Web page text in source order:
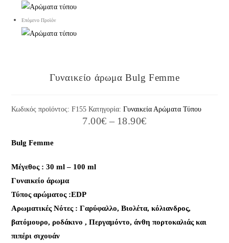
Επόμενο Προϊόν
Γυναικείο άρωμα Bulg Femme
Κωδικός προϊόντος:F155 Κατηγορία:Γυναικεία Αρώματα Τύπου
7.00€ – 18.90€Price
range:
Bulg Femme
Μέγεθος : 30 ml – 100 ml
Γυναικείο άρωμα
Τύπος αρώματος :ΕDP
Aρωματικές Νότες : Γαρύφαλλο, Βιολέτα, κόλιανδρος,
βατόμουρο, ροδάκινο , Περγαμόντο, άνθη πορτοκαλιάς και
πιπέρι σιχουάν